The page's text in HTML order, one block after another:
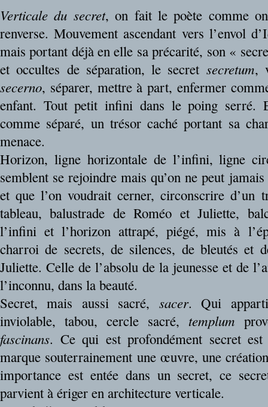
Verticale du secret, on fait le poète comme
renverse. Mouvement ascendant vers l’envol
mais portant déjà en elle sa précarité, son «
et occultes de séparation, le secret secretum,
secerno, séparer, mettre à part, enfermer
enfant. Tout petit infini dans le poing serré.
comme séparé, un trésor caché portant sa
menace.
Horizon, ligne horizontale de l’infini, ligne
semblent se rejoindre mais qu’on ne peut
et que l’on voudrait cerner, circonscrire d’un
tableau, balustrade de Roméo et Juliette,
l’infini et l’horizon attrapé, piégé, mis à
charroi de secrets, de silences, de bleutés et
Juliette. Celle de l’absolu de la jeunesse et de
l’inconnu, dans la beauté.
Secret, mais aussi sacré, sacer. Qui
inviolable, tabou, cercle sacré, templum
fascinans. Ce qui est profondément secret
marque souterrainement une œuvre, une
importance est entée dans un secret, ce
parvient à ériger en architecture verticale.